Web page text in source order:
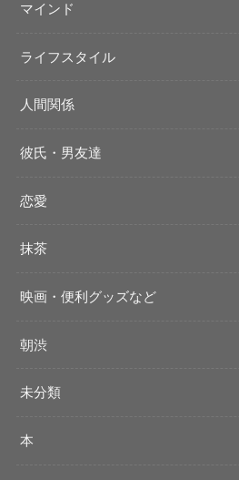
マインド
ライフスタイル
人間関係
彼氏・男友達
恋愛
抹茶
映画・便利グッズなど
朝渋
未分類
本